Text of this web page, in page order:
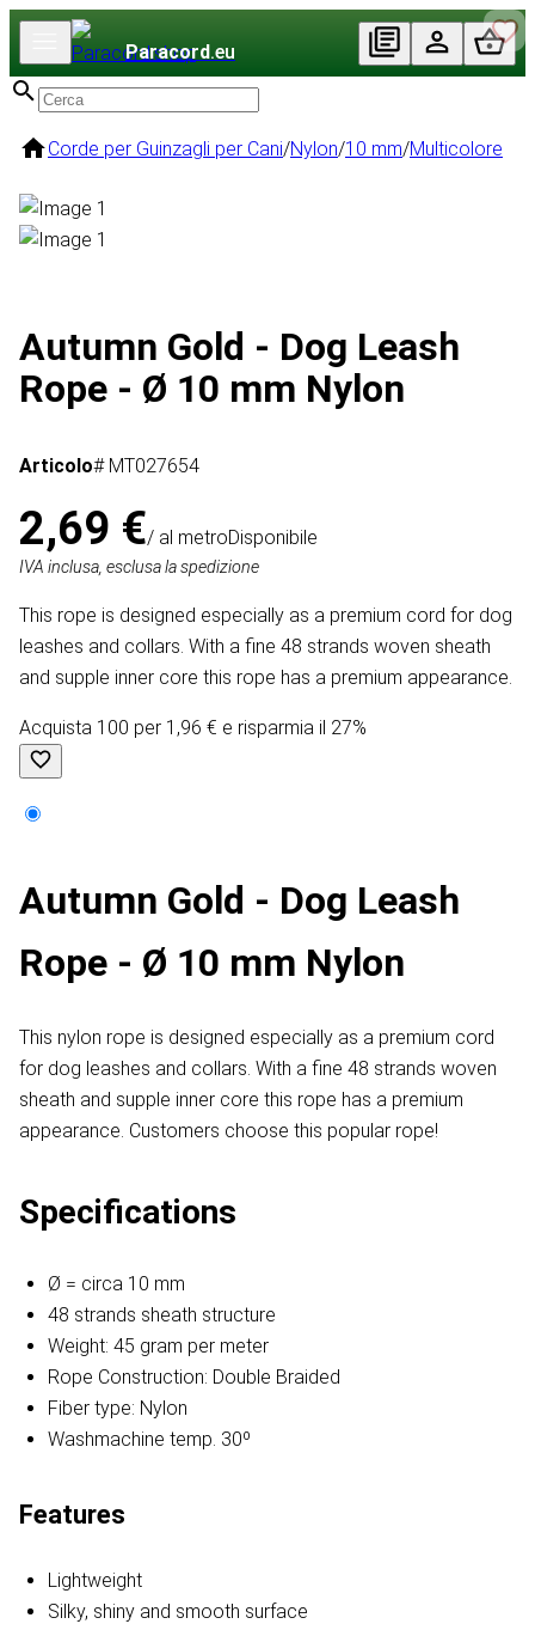
Paracord.eu
Corde per Guinzagli per Cani/Nylon/10 mm/Multicolore
Autumn Gold - Dog Leash
Rope - Ø 10 mm Nylon
Articolo# MT027654
2,69 €/ al metroDisponibile
IVA inclusa, esclusa la spedizione
This rope is designed especially as a premium cord for dog
leashes and collars. With a fine 48 strands woven sheath
and supple inner core this rope has a premium appearance.
Acquista 100 per 1,96 € e risparmia il 27%
Autumn Gold - Dog Leash
Rope - Ø 10 mm Nylon
This nylon rope is designed especially as a premium cord
for dog leashes and collars. With a fine 48 strands woven
sheath and supple inner core this rope has a premium
appearance. Customers choose this popular rope!
Specifications
Ø = circa 10 mm
48 strands sheath structure
Weight: 45 gram per meter
Rope Construction: Double Braided
Fiber type: Nylon
Washmachine temp. 30º
Features
Lightweight
Silky, shiny and smooth surface